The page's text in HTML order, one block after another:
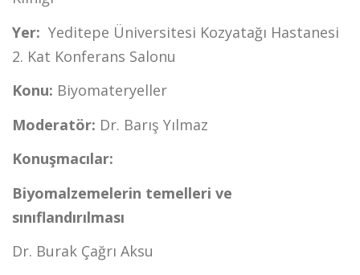
Yer: Yeditepe Üniversitesi Kozyatağı Hastanesi
2. Kat Konferans Salonu
Konu: Biyomateryeller
Moderatör: Dr. Barış Yılmaz
Konuşmacılar:
Biyomalzemelerin temelleri ve
sınıflandırılması
Dr. Burak Çağrı Aksu